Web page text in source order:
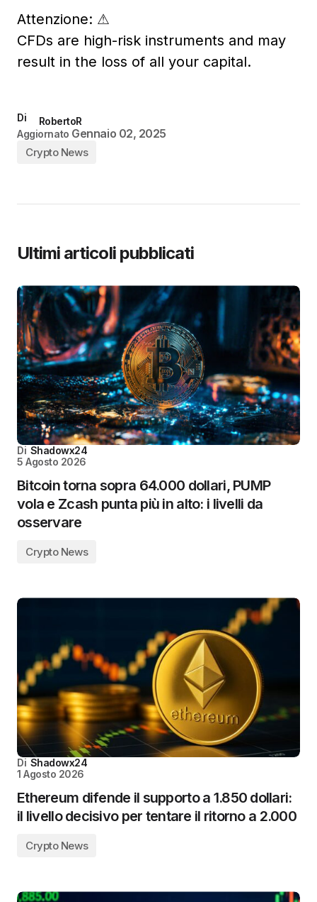
Attenzione: ⚠
CFDs are high-risk instruments and may
result in the loss of all your capital.
Di
RobertoR
Aggiornato Gennaio 02, 2025
Crypto News
Ultimi articoli pubblicati
Di Shadowx24
5 Agosto 2026
Bitcoin torna sopra 64.000 dollari, PUMP
vola e Zcash punta più in alto: i livelli da
osservare
Crypto News
Di Shadowx24
1 Agosto 2026
Ethereum difende il supporto a 1.850 dollari:
il livello decisivo per tentare il ritorno a 2.000
Crypto News